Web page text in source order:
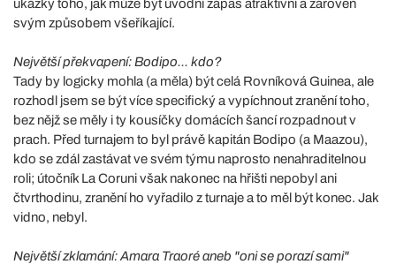
ukázky toho, jak může být úvodní zápas atraktivní a zároveň
svým způsobem všeříkající.
Největší překvapení: Bodipo... kdo?
Tady by logicky mohla (a měla) být celá Rovníková Guinea, ale
rozhodl jsem se být více specifický a vypíchnout zranění toho,
bez nějž se měly i ty kousíčky domácích šancí rozpadnout v
prach. Před turnajem to byl právě kapitán Bodipo (a Maazou),
kdo se zdál zastávat ve svém týmu naprosto nenahraditelnou
roli; útočník La Coruni však nakonec na hřišti nepobyl ani
čtvrthodinu, zranění ho vyřadilo z turnaje a to měl být konec. Jak
vidno, nebyl.
Největší zklamání: Amara Traoré aneb "oni se porazí sami"